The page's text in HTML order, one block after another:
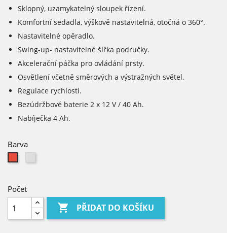
Sklopný, uzamykatelný sloupek řízení.
Komfortní sedadla, výškově nastavitelná, otočná o 360°.
Nastavitelné opěradlo.
Swing-up- nastavitelné šířka područky.
Akcelerační páčka pro ovládání prsty.
Osvětlení včetně směrových a výstražných světel.
Regulace rychlosti.
Bezúdržbové baterie 2 x 12 V / 40 Ah.
Nabíječka 4 Ah.
Barva
Počet
 PŘIDAT DO KOŠÍKU